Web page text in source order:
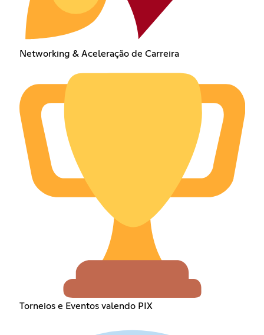
Networking & Aceleração de Carreira
Torneios e Eventos valendo PIX